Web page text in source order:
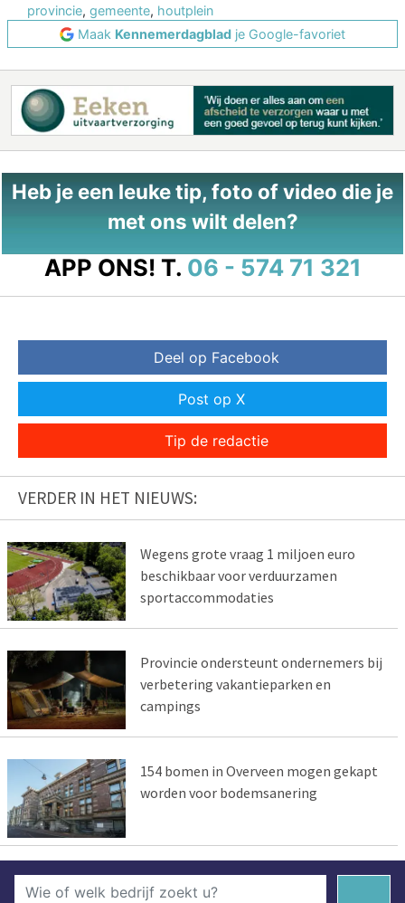
provincie, gemeente, houtplein
Maak Kennemerdagblad je Google-favoriet
Heb je een leuke tip, foto of video die je
met ons wilt delen?
APP ONS! T. 06 - 574 71 321
Deel op Facebook
Post op X
Tip de redactie
VERDER IN HET NIEUWS:
Wegens grote vraag 1 miljoen euro
beschikbaar voor verduurzamen
sportaccommodaties
Provincie ondersteunt ondernemers bij
verbetering vakantieparken en
campings
154 bomen in Overveen mogen gekapt
worden voor bodemsanering